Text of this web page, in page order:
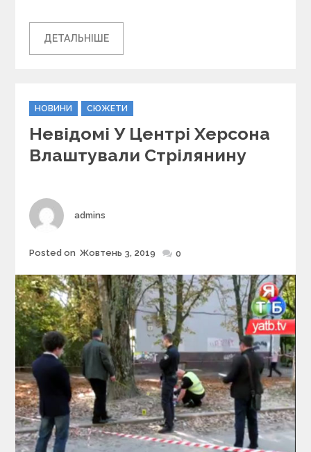
ДЕТАЛЬНІШЕ
C
a
e
g
i
e
НОВИНИ СЮЖЕТИ
Невідомі У Центрі Херсона
Влаштували Стрілянину
Author
admins
Posted
Posted on Жовтень 3, 2019 0